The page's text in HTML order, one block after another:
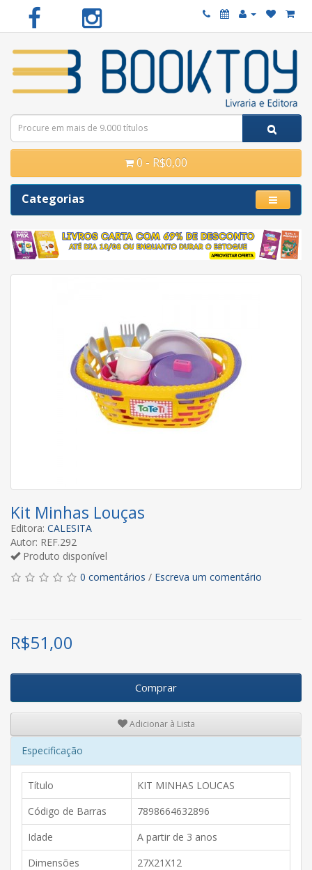
0 - R$0,00
Categorias
Kit Minhas Louças
Editora: CALESITA
Autor: REF.292
Produto disponível
0 comentários / Escreva um comentário
R$51,00
Comprar
Adicionar à Lista
Especificação
Título
KIT MINHAS LOUCAS
Código de Barras
7898664632896
Idade
A partir de 3 anos
Dimensões
27X21X12